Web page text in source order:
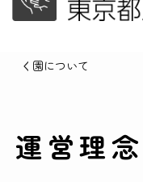
園について
運営理